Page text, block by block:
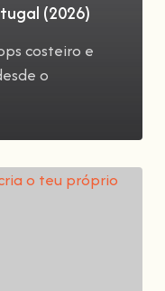
(2026)
costeiro e
o